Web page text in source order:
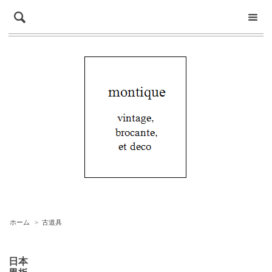
ホーム > 古道具
日本